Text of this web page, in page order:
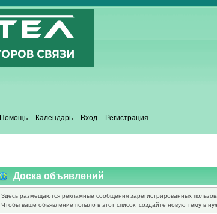
Помощь Календарь Вход Регистрация
Доска объявлений
Здесь размещаются рекламные сообщения зарегистрированных
Чтобы ваше объявление попало в этот список, создайте новую тему в